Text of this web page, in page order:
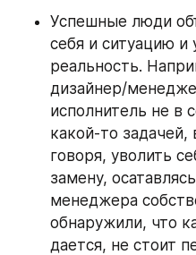
Успешные люди
себя и ситуацию
реальность.
дизайнер/
исполнитель не в
какой-то
говоря, уволить
замену,
менеджера
обнаружили, что
дается, не стоит